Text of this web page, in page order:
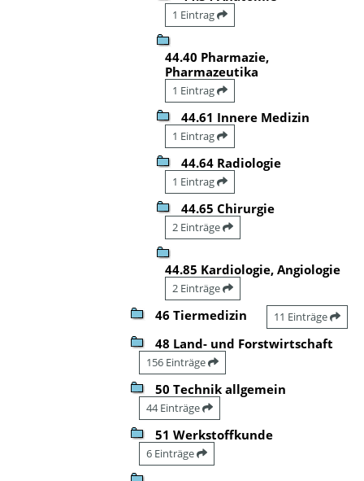
1 Eintrag
44.40 Pharmazie,
Pharmazeutika
1 Eintrag
44.61 Innere Medizin
1 Eintrag
44.64 Radiologie
1 Eintrag
44.65 Chirurgie
2 Einträge
44.85 Kardiologie, Angiologie
2 Einträge
46 Tiermedizin 11 Einträge
48 Land- und Forstwirtschaft
156 Einträge
50 Technik allgemein
44 Einträge
51 Werkstoffkunde
6 Einträge